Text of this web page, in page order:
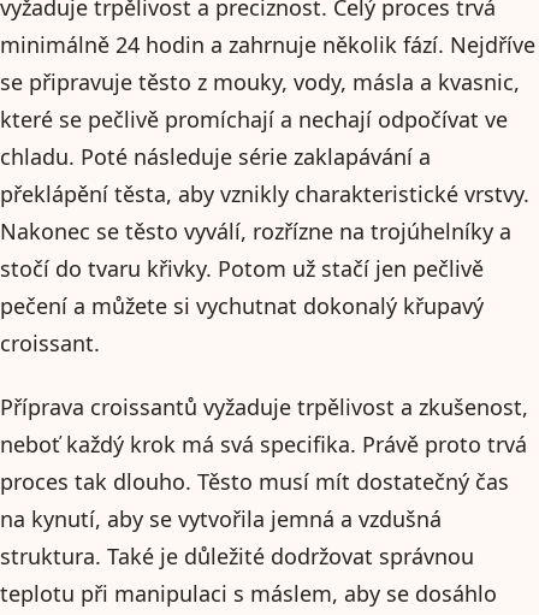
vyžaduje trpělivost a preciznost. Celý proces trvá
minimálně 24 hodin a zahrnuje několik fází. Nejdříve
se připravuje těsto z mouky, vody, másla a kvasnic,
které se pečlivě promíchají a nechají odpočívat ve
chladu. Poté následuje série zaklapávání a
překlápění těsta, aby vznikly charakteristické vrstvy.
Nakonec se těsto vyválí, rozřízne na trojúhelníky a
stočí do tvaru křivky. Potom už stačí jen pečlivě
pečení a můžete si vychutnat dokonalý křupavý
croissant.
Příprava croissantů vyžaduje trpělivost a zkušenost,
neboť každý krok má svá specifika. Právě proto trvá
proces tak dlouho. Těsto musí mít dostatečný čas
na kynutí, aby se vytvořila jemná a vzdušná
struktura. Také je důležité dodržovat správnou
teplotu při manipulaci s máslem, aby se dosáhlo